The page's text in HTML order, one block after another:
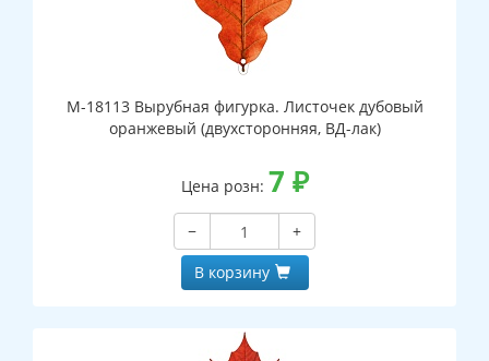
М-18113 Вырубная фигурка. Листочек дубовый
оранжевый (двухсторонняя, ВД-лак)
Цена розн: 7 ₽
−
+
В корзину